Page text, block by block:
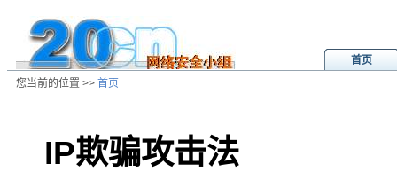
首页
您当前的位置 >> 首页
IP欺骗攻击法